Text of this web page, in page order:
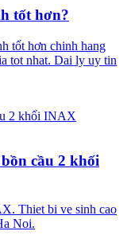
tốt hơn?
tốt hơn chinh hang
tot nhat. Dai ly uy tin
cầu 2 khối
Thiet bi ve sinh cao
Noi.